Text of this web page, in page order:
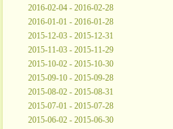
2016-02-04 - 2016-02-28
2016-01-01 - 2016-01-28
2015-12-03 - 2015-12-31
2015-11-03 - 2015-11-29
2015-10-02 - 2015-10-30
2015-09-10 - 2015-09-28
2015-08-02 - 2015-08-31
2015-07-01 - 2015-07-28
2015-06-02 - 2015-06-30